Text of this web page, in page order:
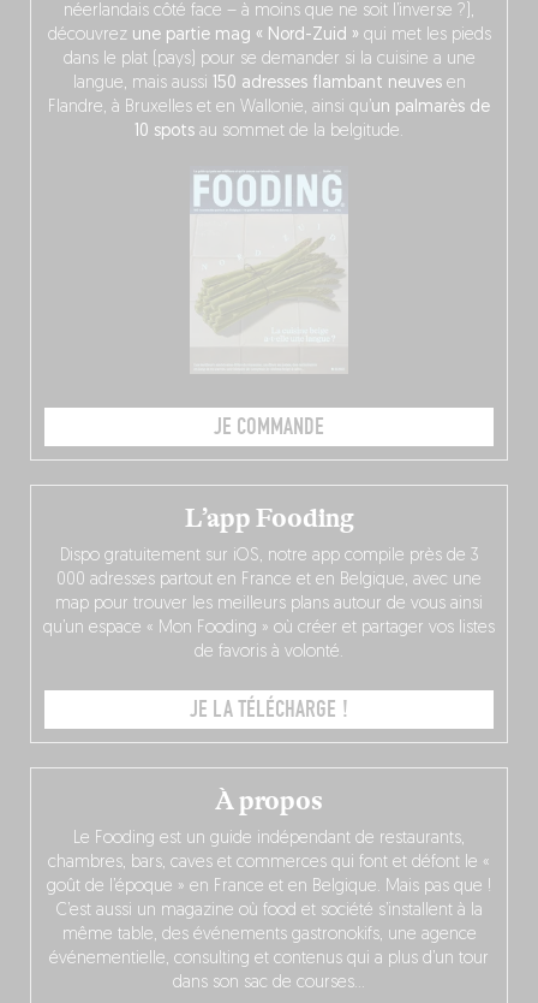
néerlandais côté face – à moins que ne soit l’inverse ?),
découvrez une partie mag « Nord-Zuid » qui met les pieds
dans le plat (pays) pour se demander si la cuisine a une
langue, mais aussi 150 adresses flambant neuvesen
Flandre, à Bruxelles et en Wallonie, ainsi qu’ un palmarès de
10 spots au sommet de la belgitude.
JE COMMANDE
À propos
Le Fooding est un guide indépendant de restaurants,
chambres, bars, caves et commerces qui font et défont le «
goût de l’époque » en France et en Belgique. Mais pas que !
C’est aussi un magazine où food et société s’installent à la
même table, des événements gastronokifs, une agence
événementielle, consulting et contenus qui a plus d’un tour
dans son sac de courses…
L’app Fooding
Dispo gratuitement sur iOS, notre app compile près de 3
000 adresses partout en France et en Belgique, avec une
map pour trouver les meilleurs plans autour de vous ainsi
qu’un espace « Mon Fooding » où créer et partager vos listes
de favoris à volonté.
JE LA TÉLÉCHARGE !